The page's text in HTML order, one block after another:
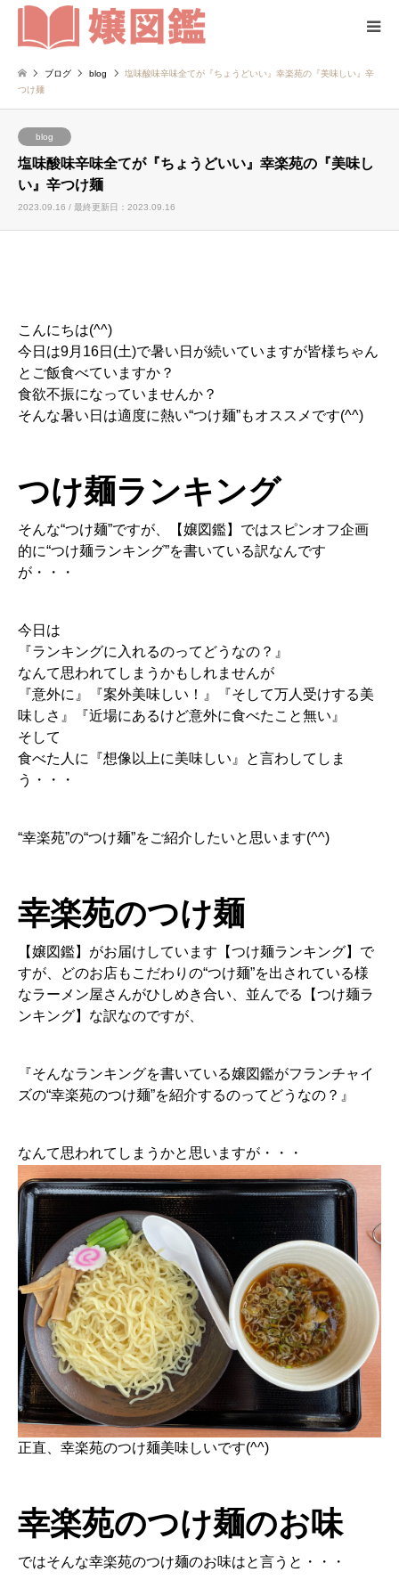
ブログ blog
塩味酸味辛味全てが『ちょうどいい』幸楽苑の『美味しい』辛
つけ麺
blog
塩味酸味辛味全てが『ちょうどいい』幸楽苑の『美味し
い』辛つけ麺
2023.09.16 / 最終更新日：2023.09.16
こんにちは(^^)
今日は9月16日(土)で暑い日が続いていますが皆様ちゃん
とご飯食べていますか？
食欲不振になっていませんか？
そんな暑い日は適度に熱い“つけ麺”もオススメです(^^)
つけ麺ランキング
そんな“つけ麺”ですが、【嬢図鑑】ではスピンオフ企画
的に“つけ麺ランキング”を書いている訳なんです
が・・・
今日は
『ランキングに入れるのってどうなの？』
なんて思われてしまうかもしれませんが
『意外に』『案外美味しい！』『そして万人受けする美
味しさ』『近場にあるけど意外に食べたこと無い』
そして
食べた人に『想像以上に美味しい』と言わしてしま
う・・・
“幸楽苑”の“つけ麺”をご紹介したいと思います(^^)
幸楽苑のつけ麺
【嬢図鑑】がお届けしています【つけ麺ランキング】で
すが、どのお店もこだわりの“つけ麺”を出されている様
なラーメン屋さんがひしめき合い、並んでる【つけ麺ラ
ンキング】な訳なのですが、
『そんなランキングを書いている嬢図鑑がフランチャイ
ズの“幸楽苑のつけ麺”を紹介するのってどうなの？』
なんて思われてしまうかと思いますが・・・
正直、幸楽苑のつけ麺美味しいです(^^)
幸楽苑のつけ麺のお味
ではそんな幸楽苑のつけ麺のお味はと言うと・・・